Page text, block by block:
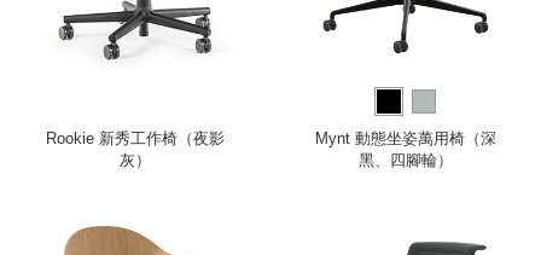
Rookie 新秀工作椅（夜影
灰）
Mynt 動態坐姿萬用椅（深
黑、四腳輪）